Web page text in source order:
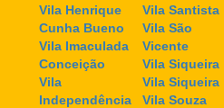
Vila Henrique
Cunha Bueno
Vila Imaculada
Conceição
Vila
Independência
Vila Santista
Vila São
Vicente
Vila Siqueira
Vila Siqueira
Vila Souza